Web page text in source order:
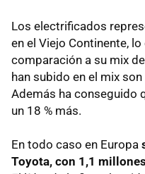
Los electrificados
en el Viejo Continente,
comparación a su mix
han subido en el mix
Además ha conseguido
un 18 % más.
En todo caso en Europa
Toyota, con 1,1